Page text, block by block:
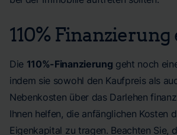
110%
Die 110%-Finanzierung geht noch
indem sie sowohl den Kaufpreis als
Nebenkosten über das Darlehen
Ihnen helfen, die anfänglichen Kosten
Eigenkapital zu tragen. Beachten Sie,